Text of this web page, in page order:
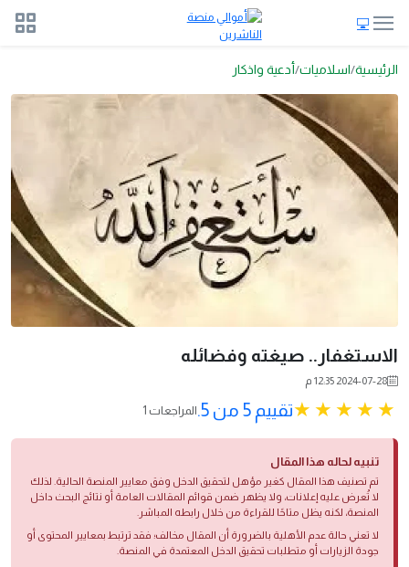
الرئيسية اسلاميات أدعية واذكار
الاستغفار.. صيغته وفضائله
2024-07-28 12:35 م
تقييم 5 من 5. 1 المراجعات
تنبيه لحاله هذا المقال
تم تصنيف هذا المقال كغير مؤهل لتحقيق الدخل وفق معايير المنصة الحالية. لذلك
لا تُعرض عليه إعلانات، ولا يظهر ضمن قوائم المقالات العامة أو نتائج البحث داخل
المنصة، لكنه يظل متاحًا للقراءة من خلال رابطه المباشر.
لا تعني حالة عدم الأهلية بالضرورة أن المقال مخالف؛ فقد ترتبط بمعايير المحتوى أو
جودة الزيارات أو متطلبات تحقيق الدخل المعتمدة في المنصة.